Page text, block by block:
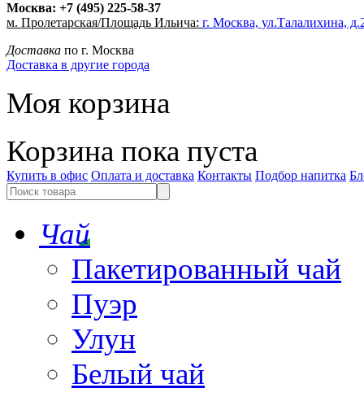
Москва: +7 (495) 225-58-37
м. Пролетарская/Площадь Ильича: г. Москва, ул.Талалихина,
Доставка по г. Москва
Доставка в другие города
Моя корзина
Корзина пока пуста
Купить в офис Оплата и доставка Контакты Подбор напитка
Чай
Пакетированный чай
Пуэр
Улун
Белый чай